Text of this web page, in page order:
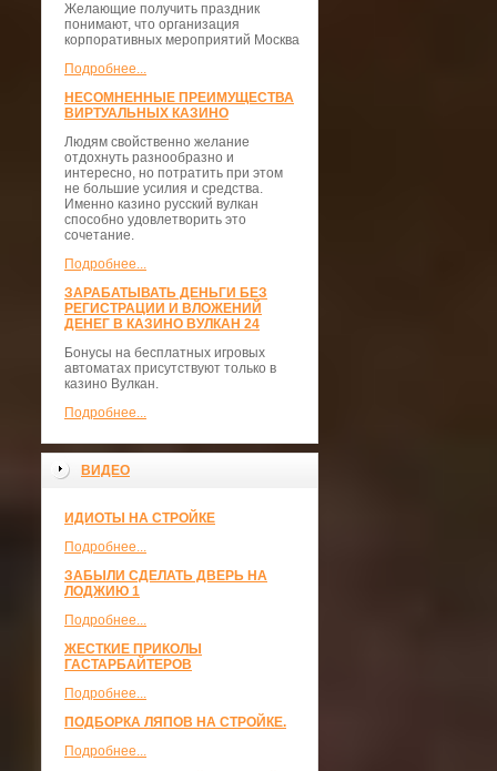
Желающие получить праздник
понимают, что организация
корпоративных мероприятий Москва
Подробнее...
НЕСОМНЕННЫЕ ПРЕИМУЩЕСТВА
ВИРТУАЛЬНЫХ КАЗИНО
Людям свойственно желание
отдохнуть разнообразно и
интересно, но потратить при этом
не большие усилия и средства.
Именно казино русский вулкан
способно удовлетворить это
сочетание.
Подробнее...
ЗАРАБАТЫВАТЬ ДЕНЬГИ БЕЗ
РЕГИСТРАЦИИ И ВЛОЖЕНИЙ
ДЕНЕГ В КАЗИНО ВУЛКАН 24
Бонусы на бесплатных игровых
автоматах присутствуют только в
казино Вулкан.
Подробнее...
ВИДЕО
ИДИОТЫ НА СТРОЙКЕ
Подробнее...
ЗАБЫЛИ СДЕЛАТЬ ДВЕРЬ НА
ЛОДЖИЮ 1
Подробнее...
ЖЕСТКИЕ ПРИКОЛЫ
ГАСТАРБАЙТЕРОВ
Подробнее...
ПОДБОРКА ЛЯПОВ НА СТРОЙКЕ.
Подробнее...